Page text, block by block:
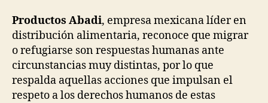
Productos Abadi, empresa mexicana líder en
distribución alimentaria, reconoce que migrar
o refugiarse son respuestas humanas ante
circunstancias muy distintas, por lo que
respalda aquellas acciones que impulsan el
respeto a los derechos humanos de estas